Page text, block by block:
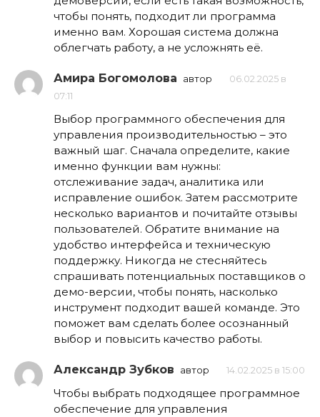
чтобы понять, подходит ли программа
именно вам. Хорошая система должна
облегчать работу, а не усложнять её.
Амира Богомолова автор
06.02.2025 в
07:11
Выбор программного обеспечения для
управления производительностью – это
важный шаг. Сначала определите, какие
именно функции вам нужны:
отслеживание задач, аналитика или
исправление ошибок. Затем рассмотрите
несколько вариантов и почитайте отзывы
пользователей. Обратите внимание на
удобство интерфейса и техническую
поддержку. Никогда не стесняйтесь
спрашивать потенциальных поставщиков о
демо-версии, чтобы понять, насколько
инструмент подходит вашей команде. Это
поможет вам сделать более осознанный
выбор и повысить качество работы.
Александр Зубков автор 14.02.2025 в 15:00
Чтобы выбрать подходящее программное
обеспечение для управления